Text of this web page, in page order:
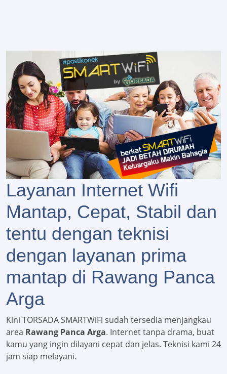
Layanan Internet Wifi
Mantap, Cepat, Stabil dan
tentu dengan teknisi
dengan layanan prima
mantap di Rawang Panca
Arga
Kini TORSADA SMARTWiFi sudah tersedia menjangkau
area Rawang Panca Arga. Internet tanpa drama, buat
kamu yang ingin dilayani cepat dan jelas. Teknisi kami 24
jam siap melayani.